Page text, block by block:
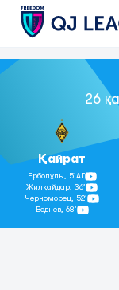
26
Қайрат
Ерболұлы, 5’АГ
Жилқайдар,36’
Черноморец,
52’
Воднев, 68’